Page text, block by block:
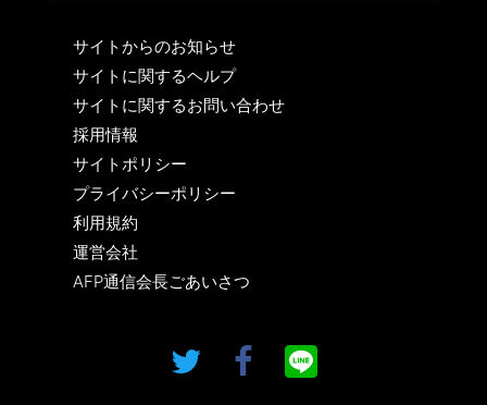
サイトからのお知らせ
サイトに関するヘルプ
サイトに関するお問い合わせ
採用情報
サイトポリシー
プライバシーポリシー
利用規約
運営会社
AFP通信会長ごあいさつ